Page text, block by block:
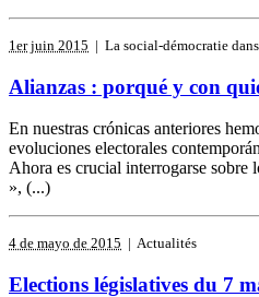
1er juin 2015 | La social-démocratie
Alianzas : porqué y con
En nuestras crónicas anteriores
evoluciones electorales
Ahora es crucial interrogarse sobre
», (...)
4 de mayo de 2015 | Actualités
Elections législatives du 7